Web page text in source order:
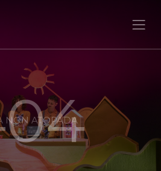
NON ATOPADA